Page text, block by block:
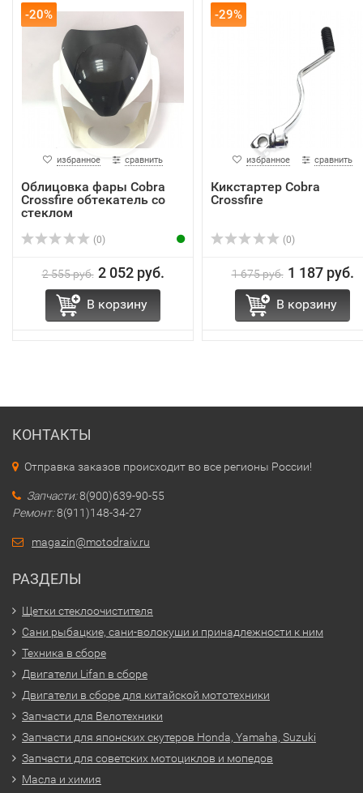
-20%
избранное сравнить
Облицовка фары Cobra
Crossfire обтекатель со
стеклом
(0)
2 555 руб. 2 052 руб.
В корзину
-29%
избранное сравнить
Кикстартер Cobra
Crossfire
(0)
1 675 руб. 1 187 руб.
В корзину
КОНТАКТЫ
Отправка заказов происходит во все регионы России!
Запчасти:8(900)639-90-55
Ремонт:8(911)148-34-27
magazin@motodraiv.ru
РАЗДЕЛЫ
Щетки стеклоочистителя
Сани рыбацкие, сани-волокуши и принадлежности к ним
Техника в сборе
Двигатели Lifan в сборе
Двигатели в сборе для китайской мототехники
Запчасти для Велотехники
Запчасти для японских скутеров Honda, Yamaha, Suzuki
Запчасти для советских мотоциклов и мопедов
Масла и химия